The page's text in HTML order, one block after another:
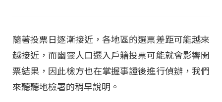
隨著投票日逐漸接近，各地區的選票差距可能越來
越接近，而幽靈人口遷入戶籍投票可能就會影響開
票結果，因此檢方也在掌握事證後進行偵辦，我們
來聽聽地檢署的稍早說明。